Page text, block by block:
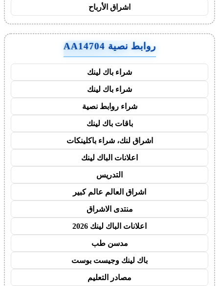
اشراق الأرباح
روابط نصية AA14704
شراء باك لينك
شراء باك لينك
شراء روابط نصية
باقات باك لينك
اشراق لنك، شراء باكلينكات
اعلانات الباك لينك
التدريس
اشراق العالم عالم كبير
منتدى الاشراق
اعلانات الباك لينك 2026
مدسن طب
باك لينك وجيست بوست
مصادر التعليم